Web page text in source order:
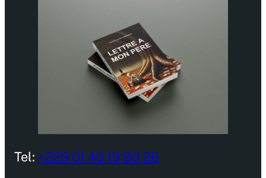
Tel: +229 01 40 19 93 26